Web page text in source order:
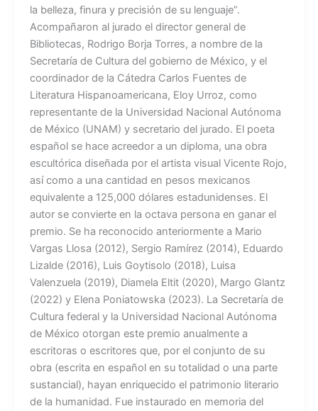
la belleza, finura y precisión de su lenguaje”.
Acompañaron al jurado el director general de
Bibliotecas, Rodrigo Borja Torres, a nombre de la
Secretaría de Cultura del gobierno de México, y el
coordinador de la Cátedra Carlos Fuentes de
Literatura Hispanoamericana, Eloy Urroz, como
representante de la Universidad Nacional Autónoma
de México (UNAM) y secretario del jurado. El poeta
español se hace acreedor a un diploma, una obra
escultórica diseñada por el artista visual Vicente Rojo,
así como a una cantidad en pesos mexicanos
equivalente a 125,000 dólares estadunidenses. El
autor se convierte en la octava persona en ganar el
premio. Se ha reconocido anteriormente a Mario
Vargas Llosa (2012), Sergio Ramírez (2014), Eduardo
Lizalde (2016), Luis Goytisolo (2018), Luisa
Valenzuela (2019), Diamela Eltit (2020), Margo Glantz
(2022) y Elena Poniatowska (2023). La Secretaría de
Cultura federal y la Universidad Nacional Autónoma
de México otorgan este premio anualmente a
escritoras o escritores que, por el conjunto de su
obra (escrita en español en su totalidad o una parte
sustancial), hayan enriquecido el patrimonio literario
de la humanidad. Fue instaurado en memoria del